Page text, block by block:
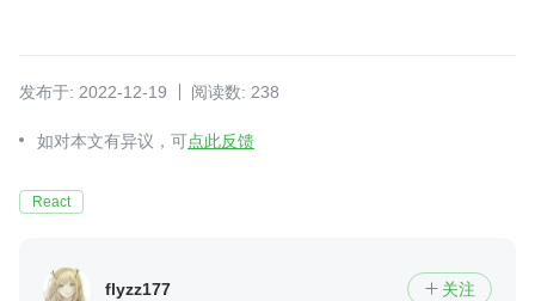
发布于: 2022-12-19 阅读数: 238
如对本文有异议，可点此反馈
React
flyzz177  关注